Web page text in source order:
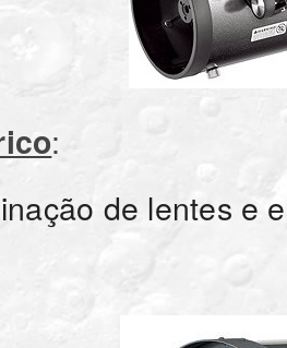
:
de lentes e